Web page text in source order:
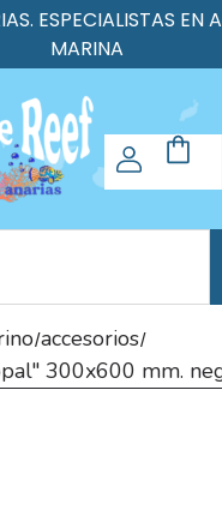
ESPECIALISTAS EN
MARINA
/accesorios/
300x600 mm.